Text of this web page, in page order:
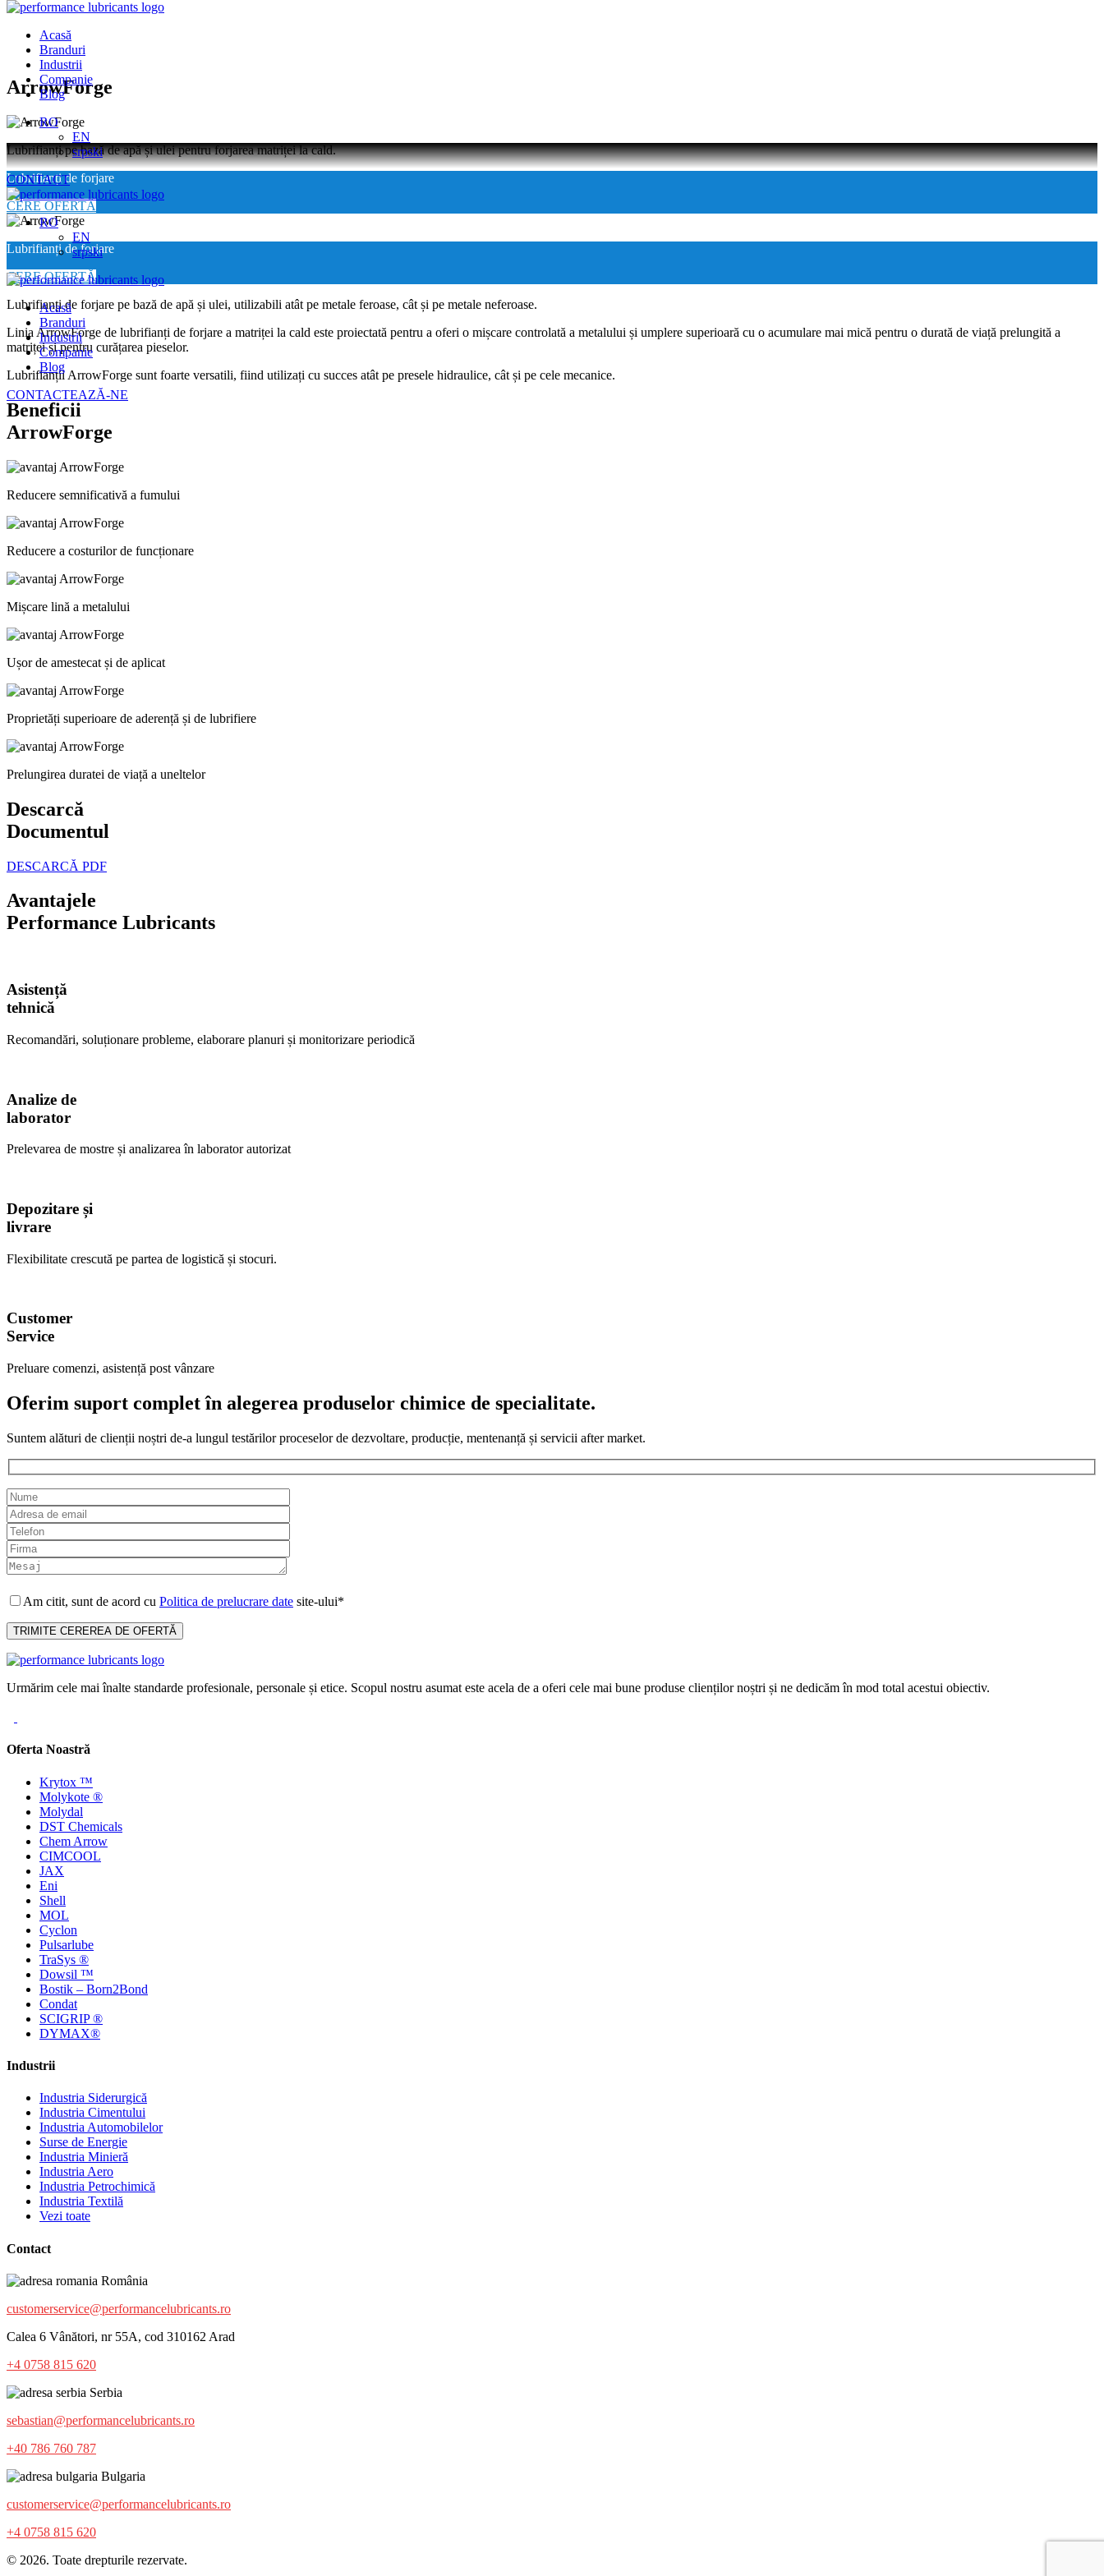
Skip
to
content
Acasă
Branduri
Industrii
Companie
Blog
RO
EN
srpski
CONTACT
RO
EN
srpski
Acasă
Branduri
Industrii
Companie
Blog
CONTACTEAZĂ-NE
ArrowForge
Lubrifianți pe bază de apă și ulei pentru forjarea matriței la cald.
Lubrifianți de forjare
CERE OFERTĂ
Lubrifianți de forjare
CERE OFERTĂ
Lubrifianți de forjare pe bază de apă și ulei, utilizabili atât pe metale feroase, cât și pe metale neferoase.
Linia ArrowForge de lubrifianți de forjare a matriței la cald este proiectată pentru a oferi o mișcare controlată a metalului și umplere superioară cu o acumulare mai mică pentru o durată de viață prelungită a
matriței și pentru curățarea pieselor.
Lubrifianții ArrowForge sunt foarte versatili, fiind utilizați cu succes atât pe presele hidraulice, cât și pe cele mecanice.
Beneficii
ArrowForge
Reducere semnificativă a fumului
Reducere a costurilor de funcționare
Mișcare lină a metalului
Ușor de amestecat și de aplicat
Proprietăți superioare de aderență și de lubrifiere
Prelungirea duratei de viață a uneltelor
Descarcă
Documentul
DESCARCĂ PDF
Avantajele
Performance Lubricants
Asistență
tehnică
Recomandări, soluționare probleme, elaborare planuri și monitorizare periodică
Analize de
laborator
Prelevarea de mostre și analizarea în laborator autorizat
Depozitare și
livrare
Flexibilitate crescută pe partea de logistică și stocuri.
Customer
Service
Preluare comenzi, asistență post vânzare
Oferim suport complet în alegerea produselor chimice de specialitate.
Suntem alături de clienții noștri de-a lungul testărilor proceselor de dezvoltare, producție, mentenanță și servicii after market.
Am citit, sunt de acord cu Politica de prelucrare date site-ului*
Urmărim cele mai înalte standarde profesionale, personale și etice. Scopul nostru asumat este acela de a oferi cele mai bune produse clienților noștri și ne dedicăm în mod total acestui obiectiv.
Oferta Noastră
Krytox ™
Molykote ®
Molydal
DST Chemicals
Chem Arrow
CIMCOOL
JAX
Eni
Shell
MOL
Cyclon
Pulsarlube
TraSys ®
Dowsil ™
Bostik – Born2Bond
Condat
SCIGRIP ®
DYMAX®
Industrii
Industria Siderurgică
Industria Cimentului
Industria Automobilelor
Surse de Energie
Industria Minieră
Industria Aero
Industria Petrochimică
Industria Textilă
Vezi toate
Contact
România
customerservice@performancelubricants.ro
Calea 6 Vânători, nr 55A, cod 310162 Arad
+4 0758 815 620
Serbia
sebastian@performancelubricants.ro
+40 786 760 787
Bulgaria
customerservice@performancelubricants.ro
+4 0758 815 620
© 2026. Toate drepturile rezervate.